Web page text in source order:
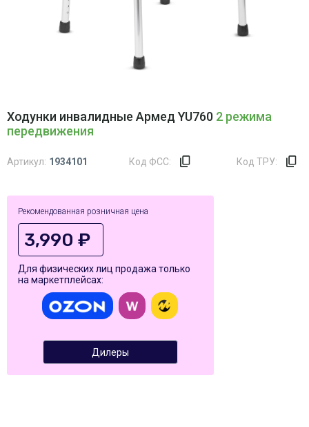
Ходунки инвалидные Армед YU760 2 режима
передвижения
Артикул: 1934101 Код ФСС: Код ТРУ:
Рекомендованная розничная цена
3,990 ₽
Для физических лиц продажа только
на маркетплейсах:
Дилеры